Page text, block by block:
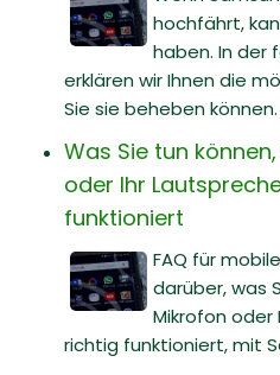
hochfährt,
haben. In der
erklären wir Ihnen die
Sie sie beheben können.
Was Sie tun
oder Ihr
funktioniert
FAQ für
darüber, was
Mikrofon oder
richtig funktioniert, mit